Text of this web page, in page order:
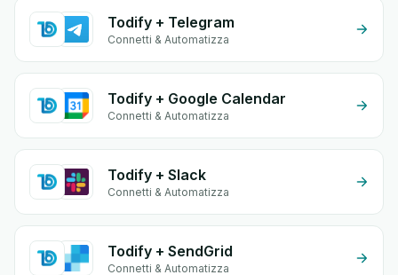
Todify + Telegram
Connetti & Automatizza
Todify + Google Calendar
Connetti & Automatizza
Todify + Slack
Connetti & Automatizza
Todify + SendGrid
Connetti & Automatizza